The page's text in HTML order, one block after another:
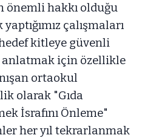
önemli hakkı olduğu
çalışmaları
kitleye güvenli
anlatmak için özellikle
ortaokul
olarak "Gıda
İsrafını Önleme"
her yıl tekrarlanmak